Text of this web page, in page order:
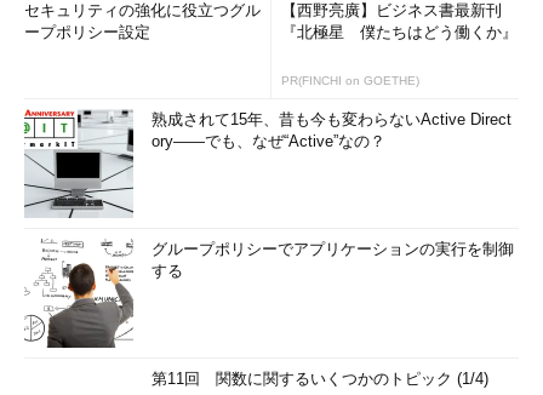
セキュリティの強化に役立つグル
ープポリシー設定
【西野亮廣】ビジネス書最新刊
『北極星 僕たちはどう働くか』
PR(FINCHI on GOETHE)
熟成されて15年、昔も今も変わらないActive Direct
ory――でも、なぜ“Active”なの？
グループポリシーでアプリケーションの実行を制御
する
第11回 関数に関するいくつかのトピック (1/4)